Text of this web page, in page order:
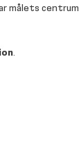
målets centrum
.